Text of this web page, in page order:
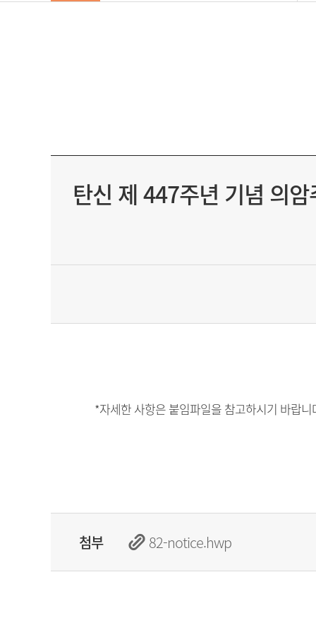
탄신 제 447주년 기념 의
*자세한 사항은 붙임파일을 참고하시기 바랍니
첨부 82-notice.hwp